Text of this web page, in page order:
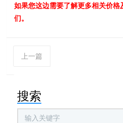
如果您这边需要了解更多相关价
们。
上一篇
搜索